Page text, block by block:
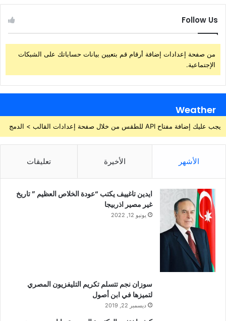
Follow Us
من صفحة إعدادات إضافة أرقام قم بتعيين بيانات حساباتك على الشبكات
الإجتماعية.
Weather
يجب عليك إضافة مفتاح API للطقس من خلال صفحة إعدادات القالب > الدمج
الأشهر الأخيرة تعليقات
ايدين تاغييف يكتب “عودة الخلاص العظيم ” تاريخ
غير مصير اذربيجا
يونيو 12, 2022
سوزان نجم تتسلم تكريم التليفزيون المصري
لتميزها في ابن أصول
ديسمبر 22, 2019